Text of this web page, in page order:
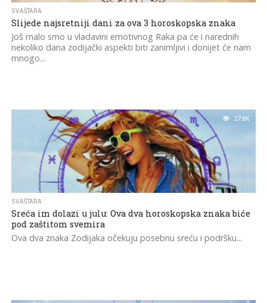
SVAŠTARA
Slijede najsretniji dani za ova 3 horoskopska znaka
Još malo smo u vladavini emotivnog Raka pa će i narednih
nekoliko dana zodijački aspekti biti zanimljivi i donijet će nam
mnogo...
27.6K
SVAŠTARA
Sreća im dolazi u julu: Ova dva horoskopska znaka biće
pod zaštitom svemira
Ova dva znaka Zodijaka očekuju posebnu sreću i podršku...